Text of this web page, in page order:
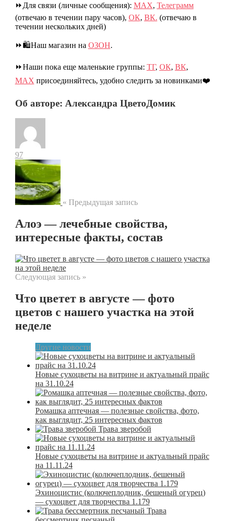
⏩Для связи (личные сообщения): МАХ, Телеграмм
(отвечаю в течении пару часов), ОК, ВК. (отвечаю в
течении нескольких дней)
⏩🛍️Наш магазин на ОЗОН.
⏩Наши пока еще маленькие группы: ТГ, ОК, ВК,
МАХ присоединяйтесь, удобно следить за новинками❤️
Об авторе: Александра ЦветоДомик
97
« Предыдущая запись
Алоэ — лечебные свойства,
интересные факты, состав
Следующая запись »
Что цветет в августе — фото
цветов с нашего участка на этой
неделе
Другие новости
Новые сухоцветы на витрине и актуальный прайс
на 31.10.24
Ромашка аптечная — полезные свойства, фото,
как выглядит, 25 интересных фактов
Трава зверобой
Новые сухоцветы на витрине и актуальный прайс
на 11.11.24
Эхиноцистис (колючеплодник, бешеный огурец)
— сухоцвет для творчества 1.179
Трава